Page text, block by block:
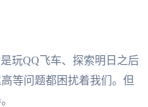
玩QQ飞车、探索明日之后
等问题都困扰着我们。但